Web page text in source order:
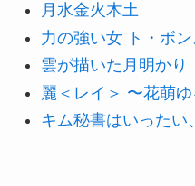
月水金火木土
力の強い女 ト・ボ
雲が描いた月明かり
麗＜レイ＞ 〜花萌
キム秘書はいったい